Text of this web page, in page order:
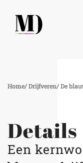
Home Drijfveren De
Details
Een